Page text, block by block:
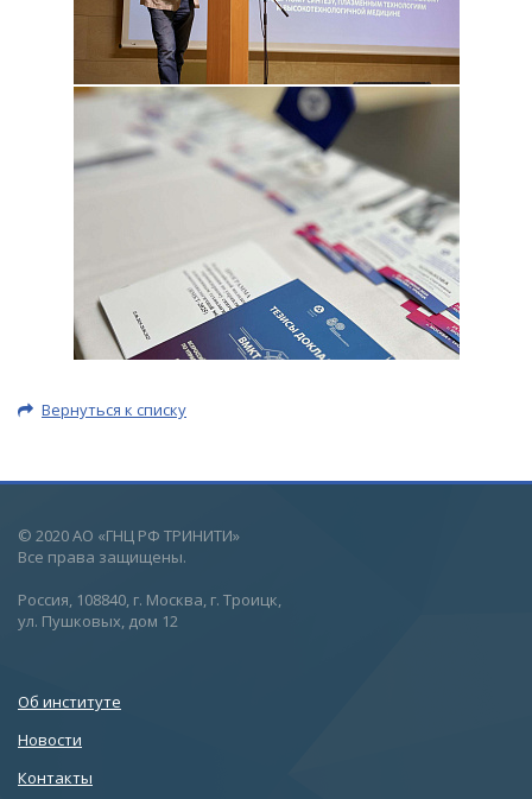
Вернуться к списку
© 2020 АО «ГНЦ РФ ТРИНИТИ»
Все права защищены.
Россия, 108840, г. Москва, г. Троицк,
ул. Пушковых, дом 12
Об институте
Новости
Контакты